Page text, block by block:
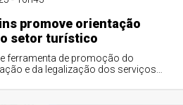
promove orientação
setor turístico
ferramenta de promoção do
e da legalização dos serviços